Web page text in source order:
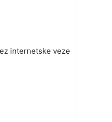
internetske veze